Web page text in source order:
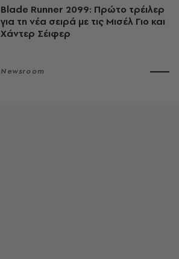
Blade Runner 2099: Πρώτο τρέιλερ
για τη νέα σειρά με τις Μισέλ Γιο και
Χάντερ Σέιφερ
Newsroom